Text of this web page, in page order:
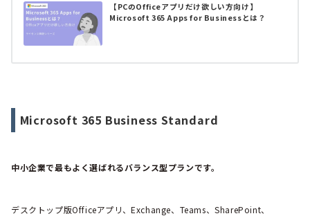
【PCのOfficeアプリだけ欲しい方向け】
Microsoft 365 Apps for Businessとは？
Microsoft 365 Business Standard
中小企業で最もよく選ばれるバランス型プランです。
デスクトップ版Officeアプリ、Exchange、Teams、SharePoint、